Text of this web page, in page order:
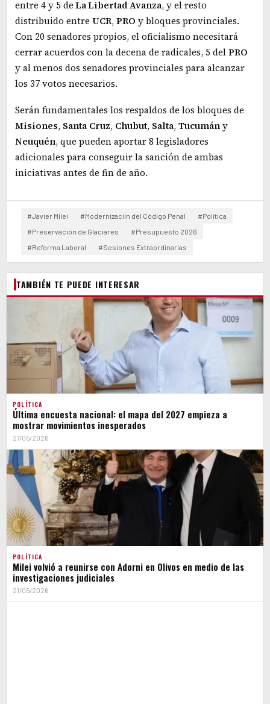
entre 4 y 5 deLa Libertad Avanza, y el resto
distribuido entre UCR,PRO y bloques provinciales.
Con 20 senadores propios, el oficialismo necesitará
cerrar acuerdos con la decena de radicales, 5 delPRO
y al menos dos senadores provinciales para alcanzar
los 37 votos necesarios.
Serán fundamentales los respaldos de los bloques de
Misiones, Santa Cruz, Chubut, Salta,Tucumány
Neuquén, que pueden aportar 8 legisladores
adicionales para conseguir la sanción de ambas
iniciativas antes de fin de año.
#Javier Milei #Modernizaciín del Código Penal
#Política
#Preservación de Glaciares
#Presupuesto 2026
#Reforma Laboral
#Sesiones Extraordinarias
TAMBIÉN TE PUEDE INTERESAR
POLÍTICA
Última encuesta nacional: el mapa del 2027 empieza a
mostrar movimientos inesperados
27/05/2026
POLÍTICA
Milei volvió a reunirse con Adorni en Olivos en medio de las
investigaciones judiciales
21/05/2026